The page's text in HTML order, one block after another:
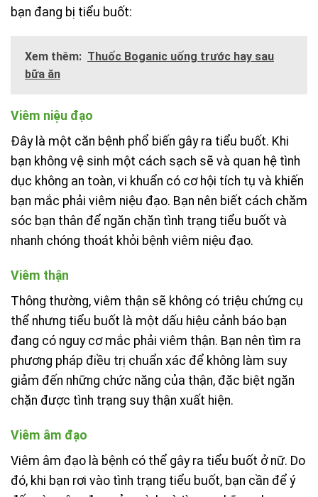
bạn đang bị tiểu buốt:
Xem thêm: Thuốc Boganic uống trước hay sau
bữa ăn
Viêm niệu đạo
Đây là một căn bệnh phổ biến gây ra tiểu buốt. Khi
bạn không vệ sinh một cách sạch sẽ và quan hệ tình
dục không an toàn, vi khuẩn có cơ hội tích tụ và khiến
bạn mắc phải viêm niệu đạo. Bạn nên biết cách chăm
sóc bạn thân để ngăn chặn tình trạng tiểu buốt và
nhanh chóng thoát khỏi bệnh viêm niệu đạo.
Viêm thận
Thông thường, viêm thận sẽ không có triệu chứng cụ
thể nhưng tiểu buốt là một dấu hiệu cảnh báo bạn
đang có nguy cơ mắc phải viêm thận. Bạn nên tìm ra
phương pháp điều trị chuẩn xác để không làm suy
giảm đến những chức năng của thận, đặc biệt ngăn
chặn được tình trạng suy thận xuất hiện.
Viêm âm đạo
Viêm âm đạo là bệnh có thể gây ra tiểu buốt ở nữ. Do
đó, khi bạn rơi vào tình trạng tiểu buốt, bạn cần để ý